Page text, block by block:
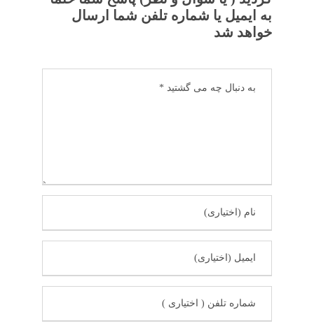
به ایمیل یا شماره تلفن شما ارسال
خواهد شد